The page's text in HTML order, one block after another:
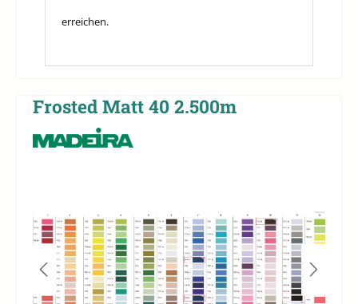
erreichen.
Frosted Matt 40 2.500m